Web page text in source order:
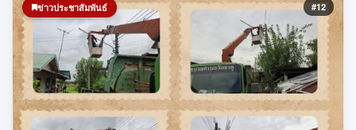
ข่าวประชาสัมพันธ์ #12